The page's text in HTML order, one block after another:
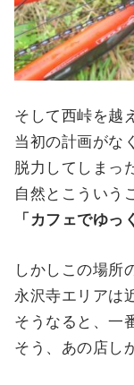
そして西峠を越
当初の計画がな
脱力してしまっ
自然とこういう
「カフェでゆっ
しかしこの場所
永沢寺エリアは
そうなると、一
そう、あの店し